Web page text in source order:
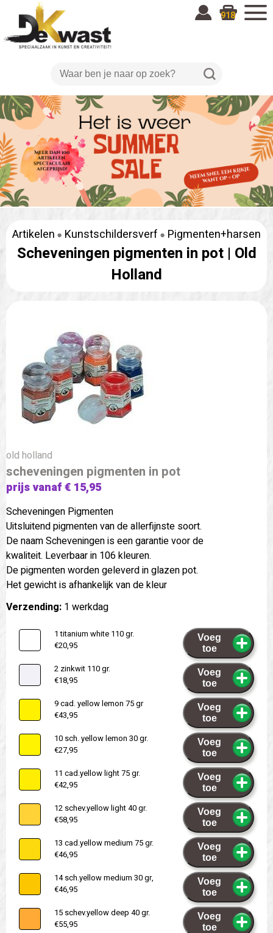
918
Artikelen Kunstschildersverf Pigmenten+harsen
Scheveningen pigmenten in pot | Old
Holland
old holland
scheveningen pigmenten in pot
prijs vanaf € 15,95
Scheveningen Pigmenten
Uitsluitend pigmenten van de allerfijnste soort.
De naam Scheveningen is een garantie voor de
kwaliteit. Leverbaar in 106 kleuren.
De pigmenten worden geleverd in glazen pot.
Het gewicht is afhankelijk van de kleur
Verzending: 1 werkdag
1 titanium white 110 gr.
€20,95
Voeg
toe
2 zinkwit 110 gr.
€18,95
Voeg
toe
9 cad. yellow lemon 75 gr
€43,95
Voeg
toe
10 sch. yellow lemon 30 gr.
€27,95
Voeg
toe
11 cad.yellow light 75 gr.
€42,95
Voeg
toe
12 schev.yellow light 40 gr.
€58,95
Voeg
toe
13 cad.yellow medium 75 gr.
€46,95
Voeg
toe
14 sch.yellow medium 30 gr,
€46,95
Voeg
toe
15 schev.yellow deep 40 gr.
€55,95
Voeg
toe